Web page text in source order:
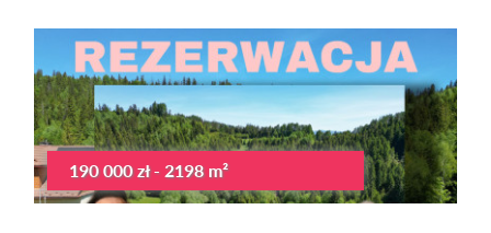
190 000 zł - 2198 m²